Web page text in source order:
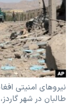
فرهنگ و زندگی
حقوق شهروندی
اقتصادی
علم و فناوری
اسرائیل در جنگ
گالری عکس
مستندها
انتخابات ریاست
حمله جمهوری
رمز مهسا
ورزش زنان در
اعتراضات زن،
دنبال کنید
زبانهای
نیروهای امنیتی